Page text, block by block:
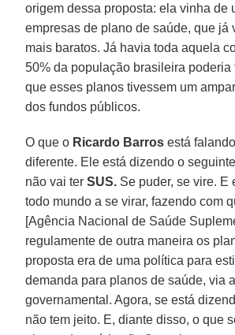
origem dessa proposta: ela vinha de
empresas de plano de saúde, que já
mais baratos. Já havia toda aquela
50% da população brasileira poderia
que esses planos tivessem um
dos fundos públicos.
O que o Ricardo Barros está
diferente. Ele está dizendo o
não vai terSUS. Se puder, se vire. E
todo mundo a se virar, fazendo com
[Agência Nacional de Saúde
regulamente de outra maneira os
proposta era de uma política para
demanda para planos de saúde, via
governamental. Agora, se está
não tem jeito. E, diante disso, o que